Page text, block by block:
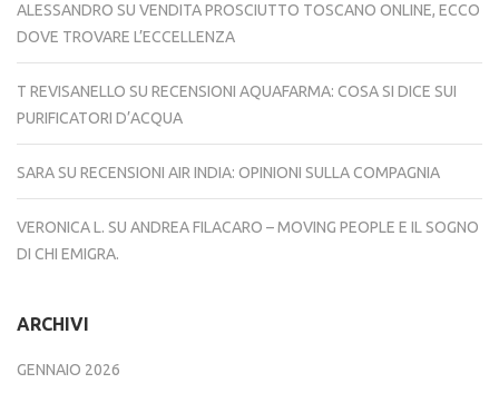
ALESSANDRO SU VENDITA PROSCIUTTO TOSCANO ONLINE, ECCO
DOVE TROVARE L’ECCELLENZA
T REVISANELLO SU RECENSIONI AQUAFARMA: COSA SI DICE SUI
PURIFICATORI D’ACQUA
SARA SU RECENSIONI AIR INDIA: OPINIONI SULLA COMPAGNIA
VERONICA L. SU ANDREA FILACARO – MOVING PEOPLE E IL SOGNO
DI CHI EMIGRA.
ARCHIVI
GENNAIO 2026